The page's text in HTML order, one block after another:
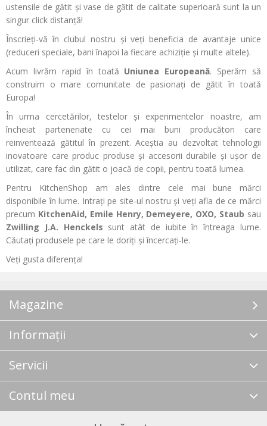
ustensile de gătit și vase de gătit de calitate superioară sunt la un
singur click distanță!
Înscrieți-vă în clubul nostru și veți beneficia de avantaje unice
(reduceri speciale, bani înapoi la fiecare achiziție și multe altele).
Acum livrăm rapid în toată Uniunea Europeană. Sperăm să
construim o mare comunitate de pasionați de gătit în toată
Europa!
În urma cercetărilor, testelor și experimentelor noastre, am
încheiat parteneriate cu cei mai buni producători care
reinventează gătitul în prezent. Aceștia au dezvoltat tehnologii
inovatoare care produc produse și accesorii durabile și ușor de
utilizat, care fac din gătit o joacă de copii, pentru toată lumea.
Pentru KitchenShop am ales dintre cele mai bune mărci
disponibile în lume. Intrați pe site-ul nostru și veți afla de ce mărci
precum KitchenAid, Emile Henry, Demeyere, OXO, Staub sau
Zwilling
J.A. Henckels sunt atât de iubite în întreaga lume.
Căutați produsele pe care le doriți și încercați-le.
Veți gusta diferența!
Magazine
Informații
Servicii
Contul meu